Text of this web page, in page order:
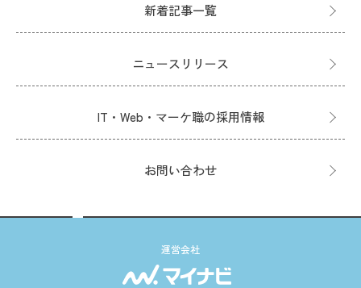
新着記事一覧
ニュースリリース
IT・Web・マーケ職の採用情報
お問い合わせ
運営会社